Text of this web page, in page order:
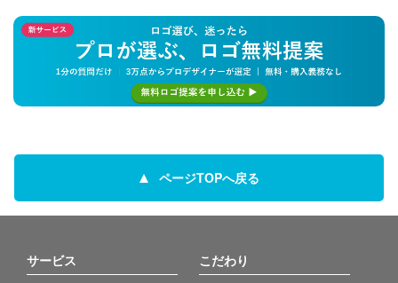
ページTOPへ戻る
サービス こだわり